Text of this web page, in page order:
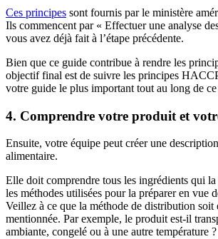
Ces principes sont fournis par le ministère
Ils commencent par « Effectuer une analyse
vous avez déjà fait à l’étape précédente.
Bien que ce guide contribue à rendre les
objectif final est de suivre les principes
votre guide le plus important tout au long de ce
4. Comprendre votre produit et
Ensuite, votre équipe peut créer une
alimentaire.
Elle doit comprendre tous les ingrédients qui
les méthodes utilisées pour la préparer en vue
Veillez à ce que la méthode de distribution soit
mentionnée. Par exemple, le produit est-il
ambiante, congelé ou à une autre température ?